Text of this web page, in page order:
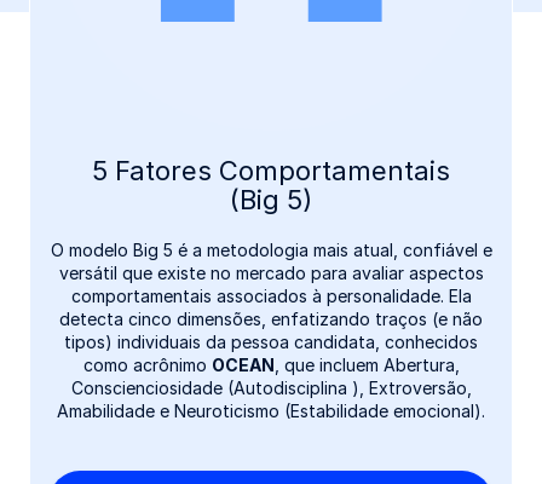
O Teste de Mapeamento Comportamental da Gupy
Recrutamento & Seleção foi desenvolvido unindo
complementares valiosas para você analisar suas
candidaturas.
Fale com um vendedor ->
5 Fatores Comportamentais
(Big 5)
O modelo Big 5 é a metodologia mais atual, confiável e
comportamentais associados à personalidade. Ela
Mapeamento de comportamentos
Atributos importantes para o mercado de trabalho
como iniciativa individual, assertividade e resiliência
também são alguns dos mapeamentos realizados no
teste.
Fale com um vendedor ->